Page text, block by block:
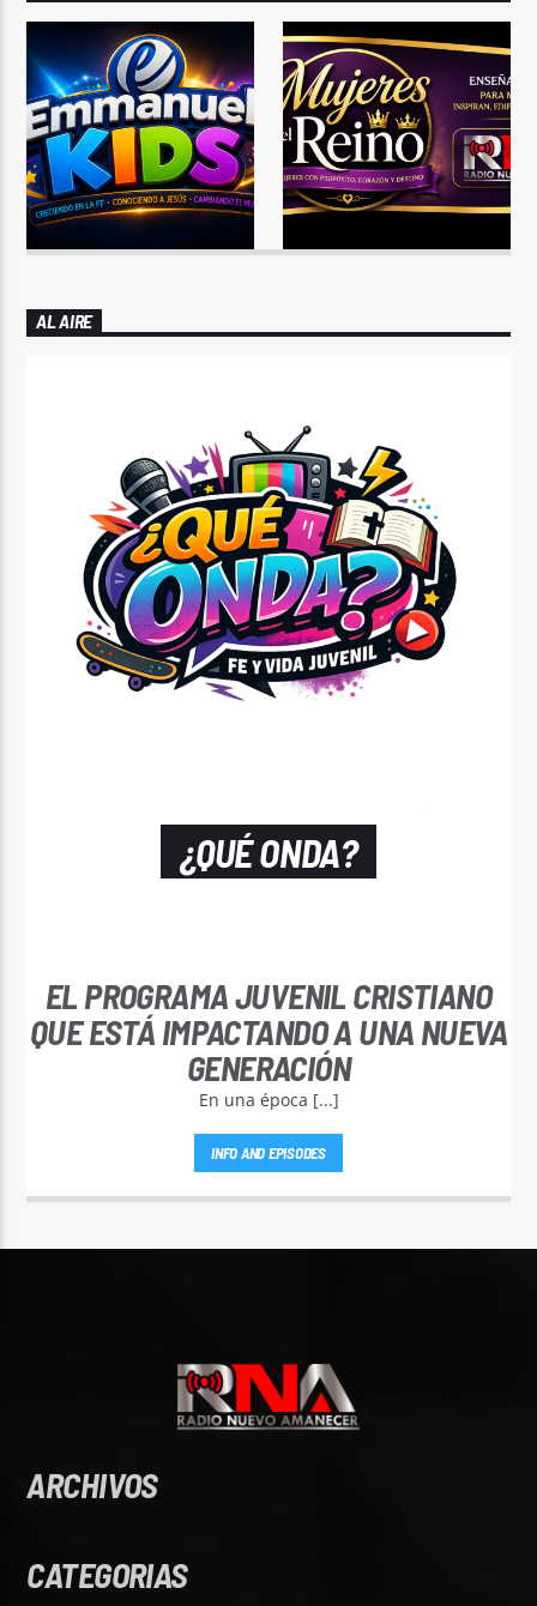
AL AIRE
¿QUÉ ONDA?
EL PROGRAMA JUVENIL CRISTIANO
QUE ESTÁ IMPACTANDO A UNA NUEVA
GENERACIÓN
En una época [...]
INFO AND EPISODES
ARCHIVOS
CATEGORIAS